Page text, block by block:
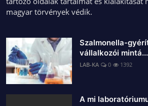
magyar törvények védik.
Szalmonella-
vállalkozói mintá...
LAB-KA 0 1392
A mi